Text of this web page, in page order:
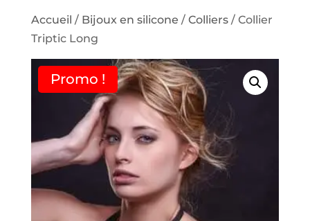
Accueil / Bijoux en silicone / Colliers/ Collier
Triptic Long
Promo !